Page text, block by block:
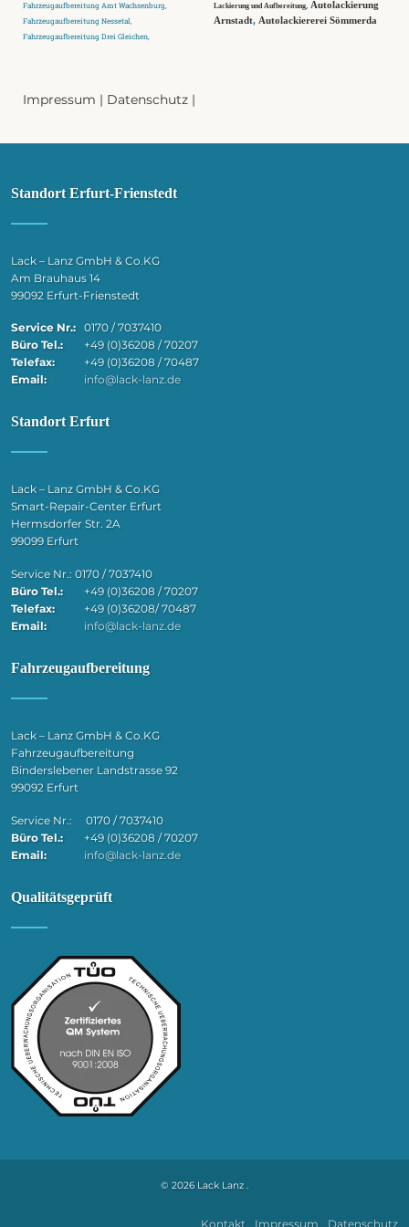
Fahrzeugaufbereitung Amt Wachsenburg,
Fahrzeugaufbereitung Nessetal,
Fahrzeugaufbereitung Drei Gleichen,
Lackierung und Aufbereitung, Autolackierung
Arnstadt, Autolackiererei Sömmerda
Impressum | Datenschutz |
Standort Erfurt-Frienstedt
Lack – Lanz GmbH & Co.KG
Am Brauhaus 14
99092 Erfurt-Frienstedt
Service Nr.: 0170 / 7037410
Büro Tel.:
+49 (0)36208 / 70207
Telefax:
+49 (0)36208 / 70487
Email:
info@lack-lanz.de
Standort Erfurt
Lack – Lanz GmbH & Co.KG
Smart-Repair-Center Erfurt
Hermsdorfer Str. 2A
99099 Erfurt
Service Nr.: 0170 / 7037410
Büro Tel.:
+49 (0)36208 / 70207
Telefax:
+49 (0)36208/ 70487
Email:
info@lack-lanz.de
Fahrzeugaufbereitung
Lack – Lanz GmbH & Co.KG
Fahrzeugaufbereitung
Binderslebener Landstrasse 92
99092 Erfurt
Service Nr.: 0170 / 7037410
Büro Tel.:
+49 (0)36208 / 70207
Email:
info@lack-lanz.de
Qualitätsgeprüft
© 2026 Lack Lanz .
Kontakt Impressum Datenschutz